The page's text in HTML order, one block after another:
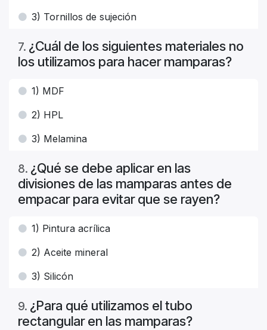
3) Tornillos de sujeción
7. ¿Cuál de los siguientes materiales no
los utilizamos para hacer mamparas?
1) MDF
2) HPL
3) Melamina
8. ¿Qué se debe aplicar en las
divisiones de las mamparas antes de
empacar para evitar que se rayen?
1) Pintura acrílica
2) Aceite mineral
3) Silicón
9. ¿Para qué utilizamos el tubo
rectangular en las mamparas?